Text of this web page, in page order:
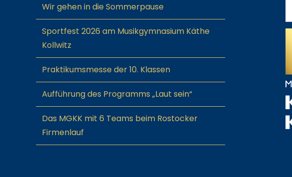
Wir gehen in die Sommerpause
Sportfest 2026 am Musikgymnasium Käthe
Kollwitz
Praktikumsmesse der 10. Klassen
Aufführung des Programms „Laut sein“
Das MGKK mit 6 Teams beim Rostocker
Firmenlauf